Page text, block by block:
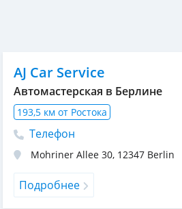
AJ Car Service
Автомастерская в Берлине
193,5 км от Ростока
Телефон
Mohriner Allee 30, 12347 Berlin
Подробнее